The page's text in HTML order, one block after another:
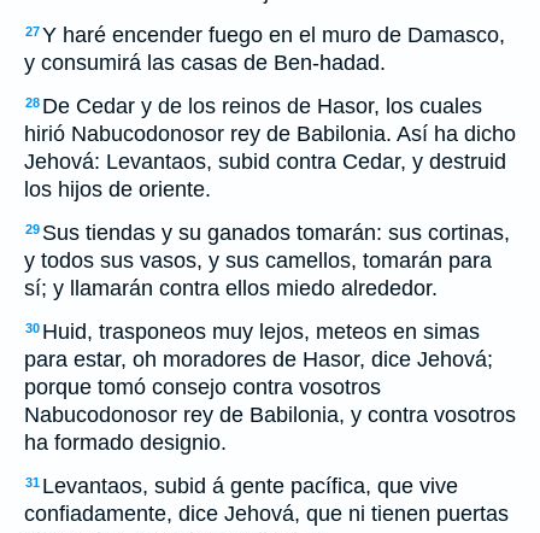
27Y haré encender fuego en el muro de Damasco,
y consumirá las casas de Ben-hadad.
28 De Cedar y de los reinos de Hasor, los cuales
hirió Nabucodonosor rey de Babilonia. Así ha dicho
Jehová: Levantaos, subid contra Cedar, y destruid
los hijos de oriente.
29 Sus tiendas y su ganados tomarán: sus cortinas,
y todos sus vasos, y sus camellos, tomarán para
sí; y llamarán contra ellos miedo alrededor.
30 Huid, trasponeos muy lejos, meteos en simas
para estar, oh moradores de Hasor, dice Jehová;
porque tomó consejo contra vosotros
Nabucodonosor rey de Babilonia, y contra vosotros
ha formado designio.
31 Levantaos, subid á gente pacífica, que vive
confiadamente, dice Jehová, que ni tienen puertas